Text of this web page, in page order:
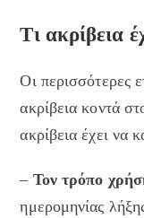
Τι ακρίβεια
Οι περισσότερες
ακρίβεια κοντά
ακρίβεια έχει να
– Τον τρόπο
ημερομηνίας